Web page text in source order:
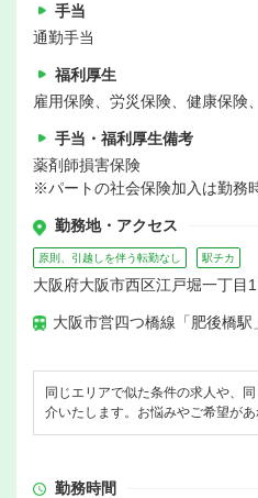
手当
通勤手当
福利厚生
雇用保険、労災保険、健康保険
手当・福利厚生備考
薬剤師損害保険
※パートの社会保険加入は勤務
勤務地・アクセス
原則、引越しを伴う転勤なし 駅チカ
大阪府大阪市西区江戸堀一丁目
大阪市営四つ橋線「肥後橋駅
同じエリアで似た条件の求人や、
介いたします。お悩みやご希望が
勤務時間